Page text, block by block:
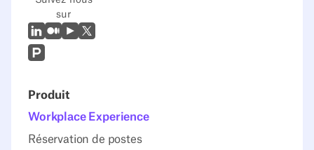
sur
LinkedIn
MoyenYoutubeX (Twitter)
Prodcut Hunt
Produit
Workplace Experience
Réservation de postes